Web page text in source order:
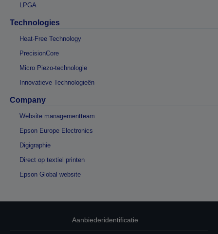
LPGA
Technologies
Heat-Free Technology
PrecisionCore
Micro Piezo-technologie
Innovatieve Technologieën
Company
Website managementteam
Epson Europe Electronics
Digigraphie
Direct op textiel printen
Epson Global website
Aanbiederidentificatie